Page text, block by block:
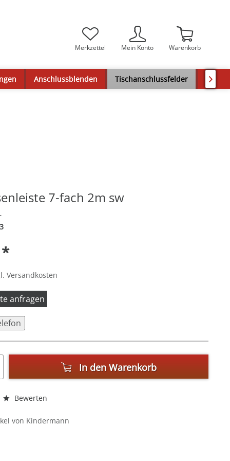
Merkzettel Mein Konto Warenkorb
Anschlussblenden Tischanschlussfelder 
7-fach 2m sw
Versandkosten
anfragen
In den Warenkorb
Bewerten
von Kindermann